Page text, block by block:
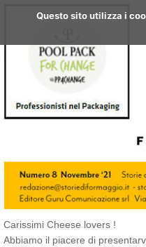
Questo sito utilizza i
Carissimi Cheese lovers !
Abbiamo il piacere di